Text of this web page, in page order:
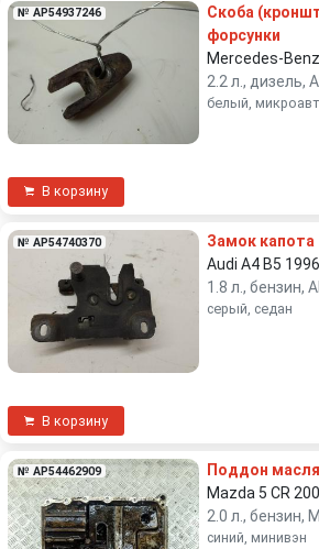
№ AP54937246
Скоба
форсунки
Mercedes-
2.2 л., дизель,
белый,
В корзину
№ AP54740370
Замок капота
Audi A4 B5 1996
1.8 л., бензин,
серый, седан
В корзину
№ AP54462909
Поддон
Mazda 5 CR
2.0 л., бензин,
синий, минивэн